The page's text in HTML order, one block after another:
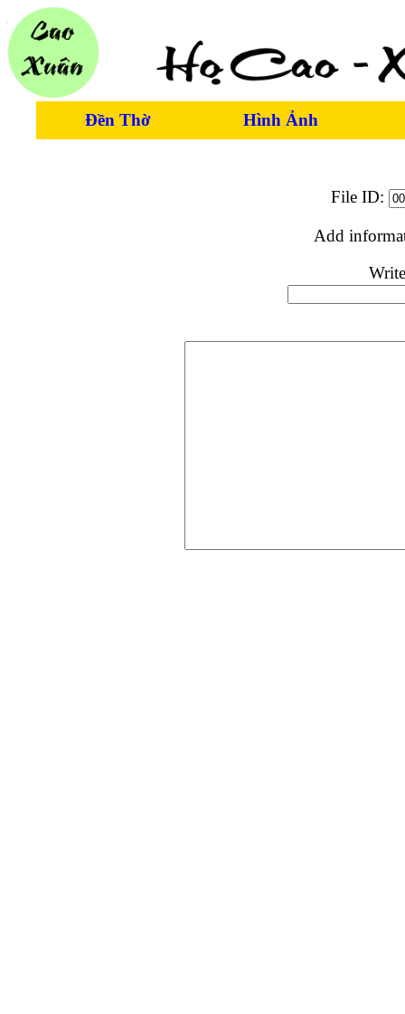
Đền Thờ Hình Ảnh
File ID:
Add